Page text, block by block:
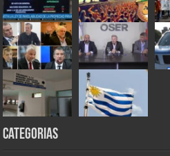
Categorias